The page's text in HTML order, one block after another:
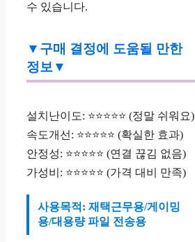
수 있습니다.
▼구매 결정에 도움될 만한
정보▼
설치난이도: ⭐⭐⭐⭐⭐ (정말 쉬워요)
속도개선: ⭐⭐⭐⭐⭐ (확실한 효과)
안정성: ⭐⭐⭐⭐⭐ (연결 끊김 없음)
가성비: ⭐⭐⭐⭐⭐ (가격 대비 만족)
사용목적: 재택근무용/게이밍
용/대용량 파일 전송용